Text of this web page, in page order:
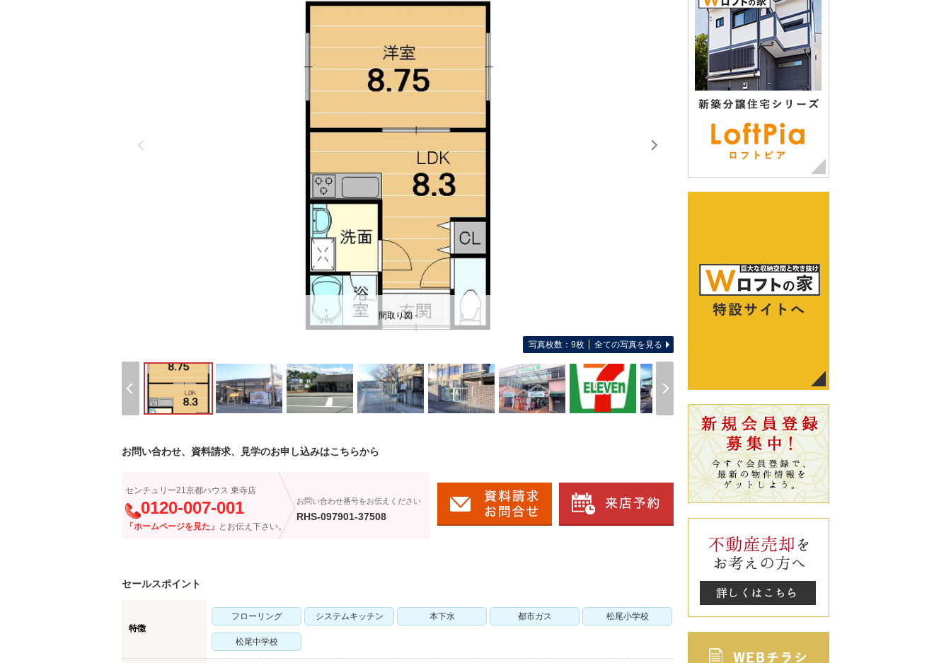
間取り図 -
写真枚数：9枚 全ての写真を見る
お問い合わせ、資料請求、見学のお申し込みはこちらから
センチュリー21京都ハウス 東寺店
0120-007-001
「ホームページを見た」 とお伝え下さい。
お問い合わせ番号をお伝えください
RHS-097901-37508
セールスポイント
特徴
フローリング システムキッチン 本下水 都市ガス 松尾小学校
松尾中学校